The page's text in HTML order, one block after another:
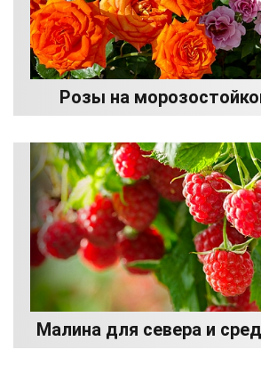
Розы на
Малина для севера и